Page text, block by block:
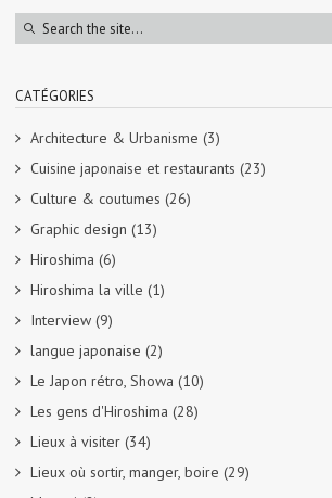
CATÉGORIES
Architecture & Urbanisme (3)
Cuisine japonaise et restaurants (23)
Culture & coutumes (26)
Graphic design (13)
Hiroshima (6)
Hiroshima la ville (1)
Interview (9)
langue japonaise (2)
Le Japon rétro, Showa (10)
Les gens d'Hiroshima (28)
Lieux à visiter (34)
Lieux où sortir, manger, boire (29)